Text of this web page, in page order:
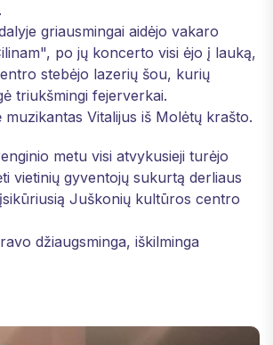
griausmingai aidėjo vakaro
po jų koncerto visi ėjo į lauką,
stebėjo lazerių šou, kurių
triukšmingi fejerverkai.
muzikantas Vitalijus iš Molėtų krašto.
metu visi atvykusieji turėjo
vietinių gyventojų sukurtą derliaus
Juškonių kultūros centro
džiaugsminga, iškilminga